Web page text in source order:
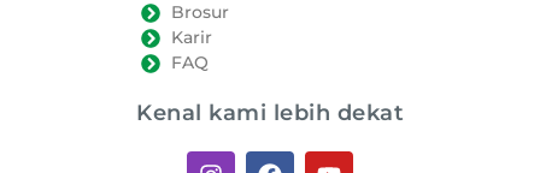
Brosur
Karir
FAQ
Kenal kami lebih dekat